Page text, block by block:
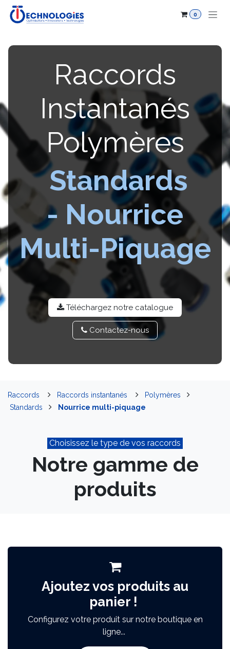
Se rendre au contenu
0
Raccords
Instantanés
Polymères
Standards
- Nourrice
Multi-Piquage
Téléchargez notre catalo​​gue
Contactez-​​nou​​s
Raccords Raccords instantanés
Polymères
Standards
Nourrice multi-piquage
Choisissez le type de vos raccords
Notre gamme de
produits
Ajoutez vos produits au
panier !
Configurez votre produit sur notre boutique en
ligne...